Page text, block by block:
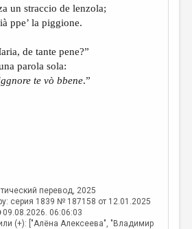
un straccio de lenzola;
ppe’ la piggione.
de tante pene?”
parola sola:
te vò bbene.”
перевод, 2025
серия 1839 № 187158 от 12.01.2025
09.08.2026. 06:06:03
(+): ["Алёна Алексеева", "Владимир